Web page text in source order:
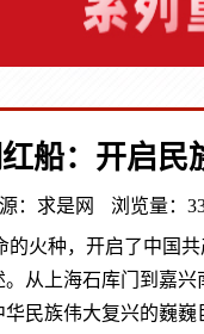
船：开启民
：求是网
浏览量：
火种，开启了中国
从上海石库门到嘉
民族伟大复兴的巍巍